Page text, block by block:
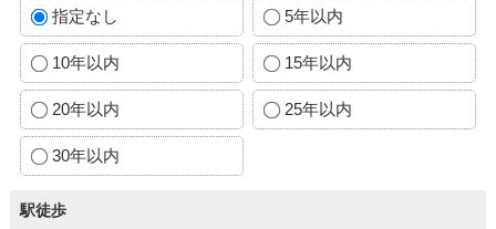
指定なし 5年以内
10年以内 15年以内
20年以内 25年以内
30年以内
駅徒歩